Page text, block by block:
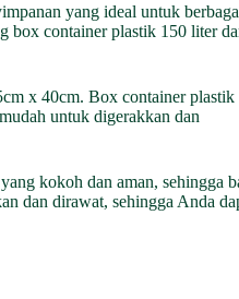
yang ideal untuk
box container plastik 150 liter
x 40cm. Box container plastik
untuk digerakkan dan
kokoh dan aman, sehingga
dan dirawat, sehingga Anda